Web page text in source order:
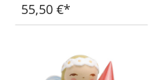
55,50 €